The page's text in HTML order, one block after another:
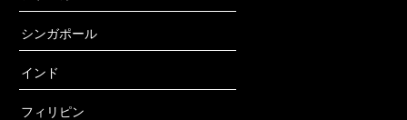
シンガポール
インド
フィリピン